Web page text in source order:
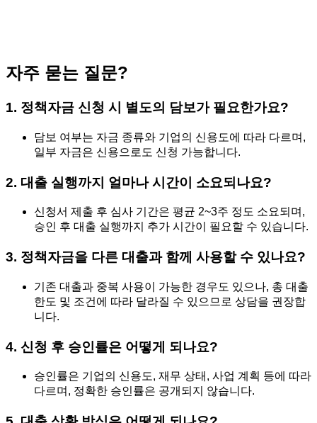
자주 묻는 질문?
1. 정책자금 신청 시 별도의 담보가 필요한가요?
담보 여부는 자금 종류와 기업의 신용도에 따라 다르며,
일부 자금은 신용으로도 신청 가능합니다.
2. 대출 실행까지 얼마나 시간이 소요되나요?
신청서 제출 후 심사 기간은 평균 2~3주 정도 소요되며,
승인 후 대출 실행까지 추가 시간이 필요할 수 있습니다.
3. 정책자금을 다른 대출과 함께 사용할 수 있나요?
기존 대출과 중복 사용이 가능한 경우도 있으나, 총 대출
한도 및 조건에 따라 달라질 수 있으므로 상담을 권장합
니다.
4. 신청 후 승인률은 어떻게 되나요?
승인률은 기업의 신용도, 재무 상태, 사업 계획 등에 따라
다르며, 정확한 승인률은 공개되지 않습니다.